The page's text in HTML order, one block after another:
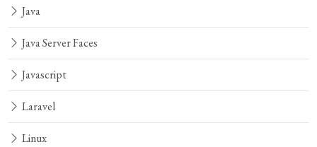
Java
Java Server Faces
Javascript
Laravel
Linux